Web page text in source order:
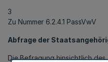
3
Zu Nummer 6.2.4.1 PassVwV
Abfrage der
Die Befragung hinsichtlich